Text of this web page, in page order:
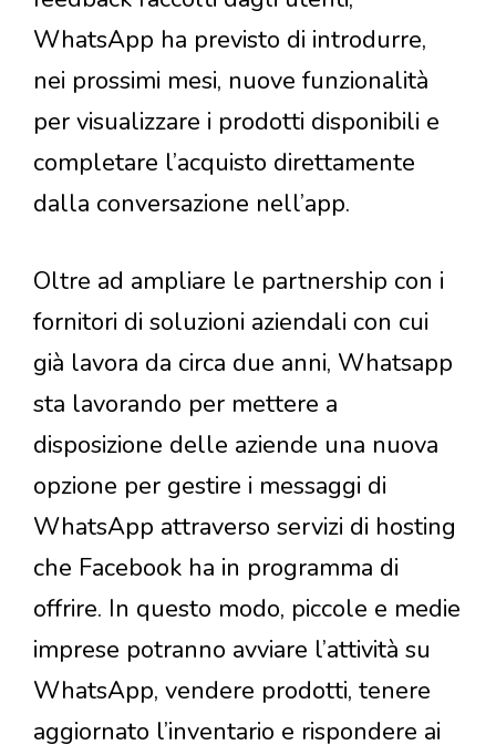
WhatsApp ha previsto di introdurre,
nei prossimi mesi, nuove funzionalità
per visualizzare i prodotti disponibili e
completare l’acquisto direttamente
dalla conversazione nell’app.
Oltre ad ampliare le partnership con i
fornitori di soluzioni aziendali con cui
già lavora da circa due anni, Whatsapp
sta lavorando per mettere a
disposizione delle aziende una nuova
opzione per gestire i messaggi di
WhatsApp attraverso servizi di hosting
che Facebook ha in programma di
offrire. In questo modo, piccole e medie
imprese potranno avviare l’attività su
WhatsApp, vendere prodotti, tenere
aggiornato l’inventario e rispondere ai